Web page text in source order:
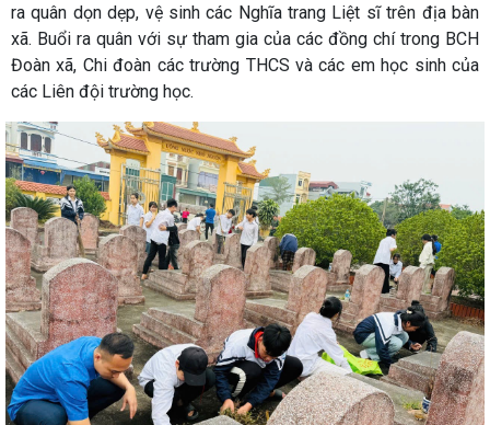
ra quân dọn dẹp, vệ sinh các Nghĩa trang Liệt sĩ trên địa bàn
xã. Buổi ra quân với sự tham gia của các đồng chí trong BCH
Đoàn xã, Chi đoàn các trường THCS và các em học sinh của
các Liên đội trường học.